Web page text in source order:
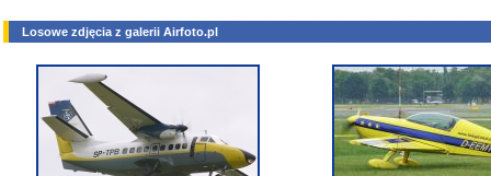
Losowe zdjęcia z galerii Airfoto.pl